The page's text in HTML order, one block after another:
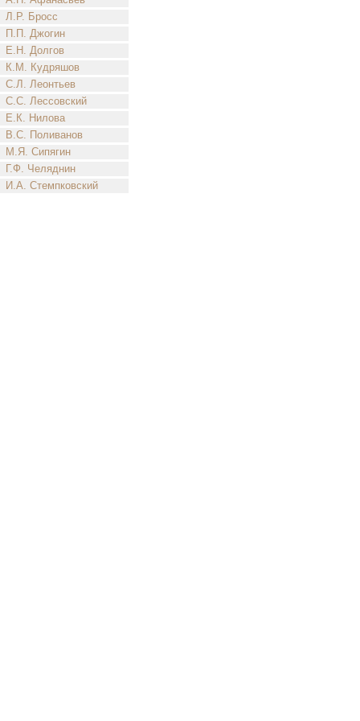
Л.Р. Бросс
П.П. Джогин
Е.Н. Долгов
К.М. Кудряшов
С.Л. Леонтьев
С.С. Лессовский
Е.К. Нилова
В.С. Поливанов
М.Я. Сипягин
Г.Ф. Челяднин
И.А. Стемпковский